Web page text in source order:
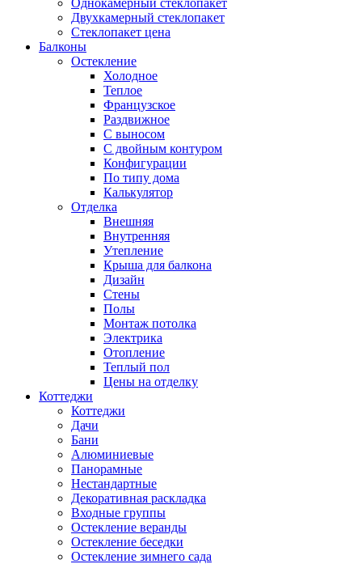
Однокамерный стеклопакет
Двухкамерный стеклопакет
Стеклопакет цена
Балконы
Остекление
Холодное
Теплое
Французское
Раздвижное
С выносом
С двойным контуром
Конфигурации
По типу дома
Калькулятор
Отделка
Внешняя
Внутренняя
Утепление
Крыша для балкона
Дизайн
Стены
Полы
Монтаж потолка
Электрика
Отопление
Теплый пол
Цены на отделку
Коттеджи
Коттеджи
Дачи
Бани
Алюминиевые
Панорамные
Нестандартные
Декоративная раскладка
Входные группы
Остекление веранды
Остекление беседки
Остекление зимнего сада